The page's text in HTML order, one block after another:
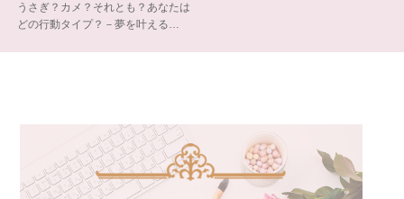
うさぎ？カメ？それとも？あなたは
どの行動タイプ？－夢を叶える…